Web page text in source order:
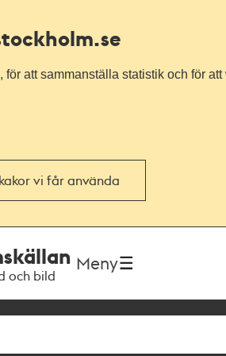
att sammanställa statistik och för
vi får använda
och bild
Meny